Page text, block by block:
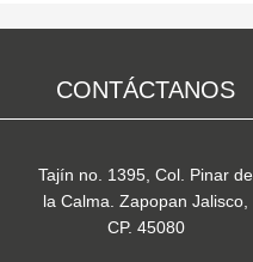
CONTÁCTANOS
Tajín no. 1395, Col. Pinar de
la Calma. Zapopan Jalisco,
CP. 45080